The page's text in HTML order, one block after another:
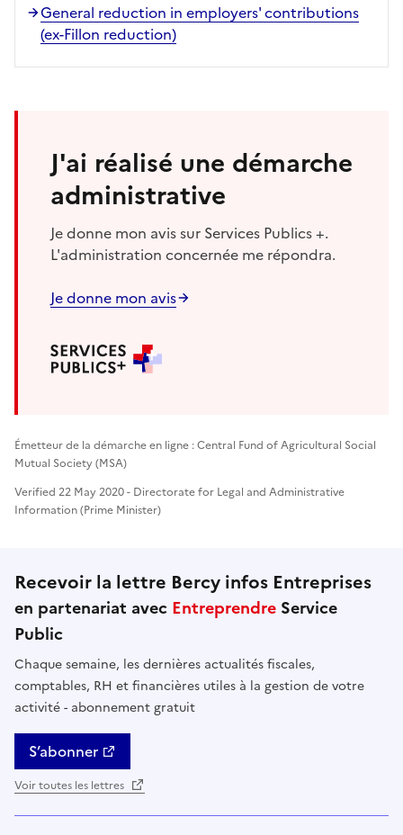
General reduction in employers' contributions
(ex-Fillon reduction)
J'ai réalisé une démarche
administrative
Je donne mon avis sur Services Publics +.
L'administration concernée me répondra.
Je donne mon avis
Émetteur de la démarche en ligne : Central Fund of Agricultural Social
Mutual Society (MSA)
Verified 22 May 2020 - Directorate for Legal and Administrative
Information (Prime Minister)
Recevoir la lettre Bercy infos Entreprises
en partenariat avec Entreprendre Service
Public
Chaque semaine, les dernières actualités fiscales,
comptables, RH et financières utiles à la gestion de votre
activité - abonnement gratuit
S’abonner
Voir toutes les lettres